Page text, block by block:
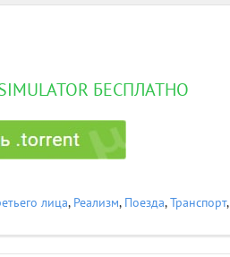
БЕСПЛАТНО
лица, Реализм, Поезда,Транспорт,